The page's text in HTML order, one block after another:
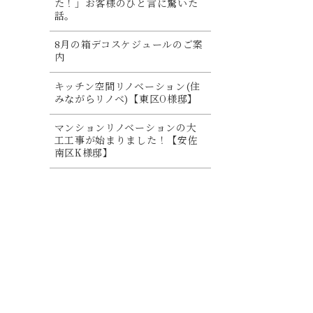
た！」お客様のひと言に驚いた
話。
8月の箱デコスケジュールのご案
内
キッチン空間リノベーション(住
みながらリノベ)【東区O様邸】
マンションリノベーションの大
工工事が始まりました！【安佐
南区K様邸】